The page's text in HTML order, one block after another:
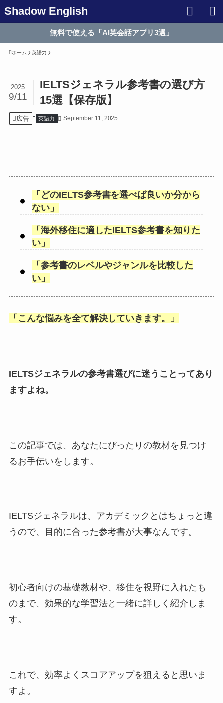
Shadow English
無料で使える「AI英会話アプリ3選」
ホーム 英語力
IELTSジェネラル参考書の選び方
15選【保存版】
2025
9/11
広告 英語力 September 11, 2025
「 どのIELTS参考書を選べば良いか分から
ない」
「 海外移住に適したIELTS参考書を知りた
い」
「 参考書のレベルやジャンルを比較した
い」
「 こんな悩みを全て解決していきます。 」
IELTSジェネラルの参考書選びに迷うことってあり
ますよね。
この記事では、あなたにぴったりの教材を見つけ
るお手伝いをします。
IELTSジェネラルは、アカデミックとはちょっと違
うので、目的に合った参考書が大事なんです。
初心者向けの基礎教材や、移住を視野に入れたも
のまで、効果的な学習法と一緒に詳しく紹介しま
す。
これで、効率よくスコアアップを狙えると思いま
すよ。